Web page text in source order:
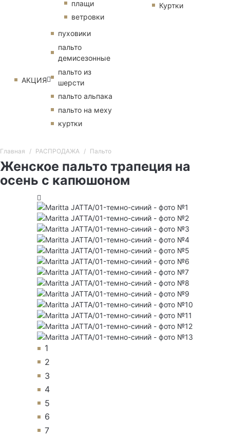
плащи
ветровки
АКЦИЯ
пуховики
пальто
демисезонные
пальто из
шерсти
пальто альпака
пальто на меху
куртки
Куртки
Главная РАСПРОДАЖА Пальто
Женское пальто трапеция на
осень с капюшоном
1
2
3
4
5
6
7